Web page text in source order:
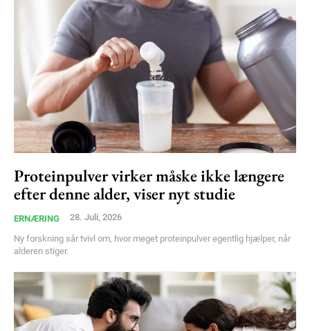
Proteinpulver virker måske ikke længere
efter denne alder, viser nyt studie
ERNÆRING 28. Juli, 2026
Ny forskning sår tvivl om, hvor meget proteinpulver egentlig hjælper, når
alderen stiger.